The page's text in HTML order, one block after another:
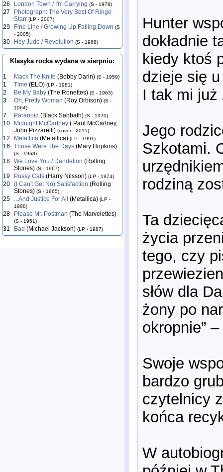
26 London Town / I'm Carrying (S - 1978)
27
Photograph: The Very Best Of Ringo
Starr (LP - 2007)
29 Fine Line / Growing Up Falling Down (S
- 2005)
30 Hey Jude / Revolution (S - 1968)
Klasyka rocka wydana w sierpniu:
1 Mack The Knife (Bobby Darin) (S - 1959)
1 Time (ELO) (LP - 1981)
2 Be My Baby (The Ronettes) (S - 1963)
3 Oh, Pretty Woman (Roy Orbison) (S -
1964)
7 Paranoid (Black Sabbath) (S - 1970)
10 Midnight McCartney ( Paul McCartney,
John Pizzarelli) (cover - 2015)
12 Metallica (Metallica) (LP - 1991)
16 Those Were The Days (Mary Hopkins)
(S - 1968)
18 We Love You / Dandelion (Rolling
Stones) (S - 1967)
19 Pussy Cats (Harry Nilsson) (LP - 1974)
20 (I Can't Get No) Satisfaction (Rolling
Stones) (S - 1965)
25 ...And Justice For All (Metallica) (LP -
1988)
28 Please Mr. Postman (The Marvelettes)
(S - 1951)
31 Bad (Michael Jackson) (LP - 1987)
Hunter
dokładnie
kiedy ktoś
dzieje się
I tak mi już
Jego
Szkotami.
rodziną
Ta
życia
tego, czy
słów dla
żony po
okropnie”
Swoje
bardzo
czytelnicy
końca
W